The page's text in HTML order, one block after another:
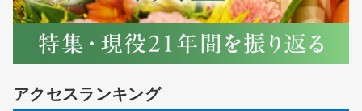
アクセスランキング